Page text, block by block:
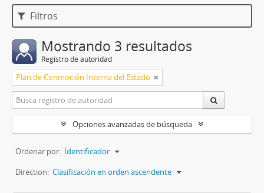
Filtros
Mostrando 3 resultados
Registro de autoridad
Plan de Conmoción Interna del Estado
Opciones avanzadas de búsqueda
Ordenar por: Identificador
Direction: Clasificación en orden ascendente